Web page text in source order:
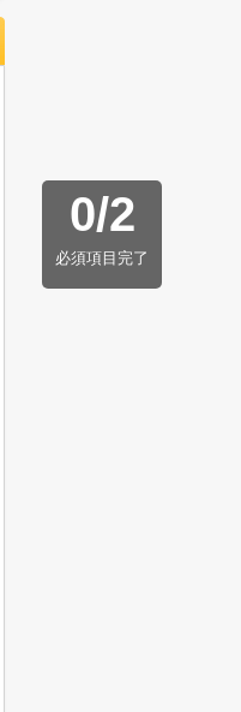
0/2
必須項目完了